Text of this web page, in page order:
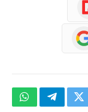
WhatsApp